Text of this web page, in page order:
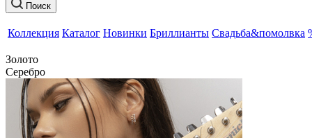
Поиск
Коллекция Каталог Новинки Бриллианты Свадьба&помолвка
Золото
Серебро